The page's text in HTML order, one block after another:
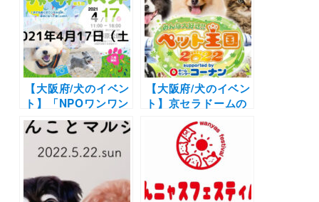
の出展数！プールや
プレゼントなど盛り
沢山
ヤ」で「クラシカル
レディーのオータム
アフタヌーンティ
ー」開催！
【大阪府/犬のイベン
ト】「NPOワンワン
ほっこり会」（芦原
公園）
【大阪府/犬のイベン
ト】京セラドームの
大規模ペットイベン
ト！お買い物や体験
型イベントも♪「ペ
ット王国2022」（京
セラドーム大阪）
5/4・5開催！